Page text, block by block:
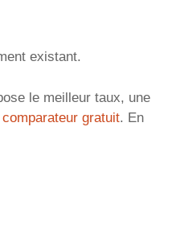
existant.
le meilleur taux, une
gratuit. En